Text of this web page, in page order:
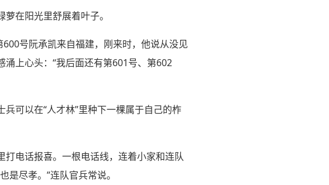
在阳光里舒展着叶子。
号阮承凯来自福建，刚来时，他说从没见
上心头：“我后面还有第601号、第602
可以在“人才林”里种下一棵属于自己的柞
电话报喜。一根电话线，连着小家和连队
尽孝。”连队官兵常说。